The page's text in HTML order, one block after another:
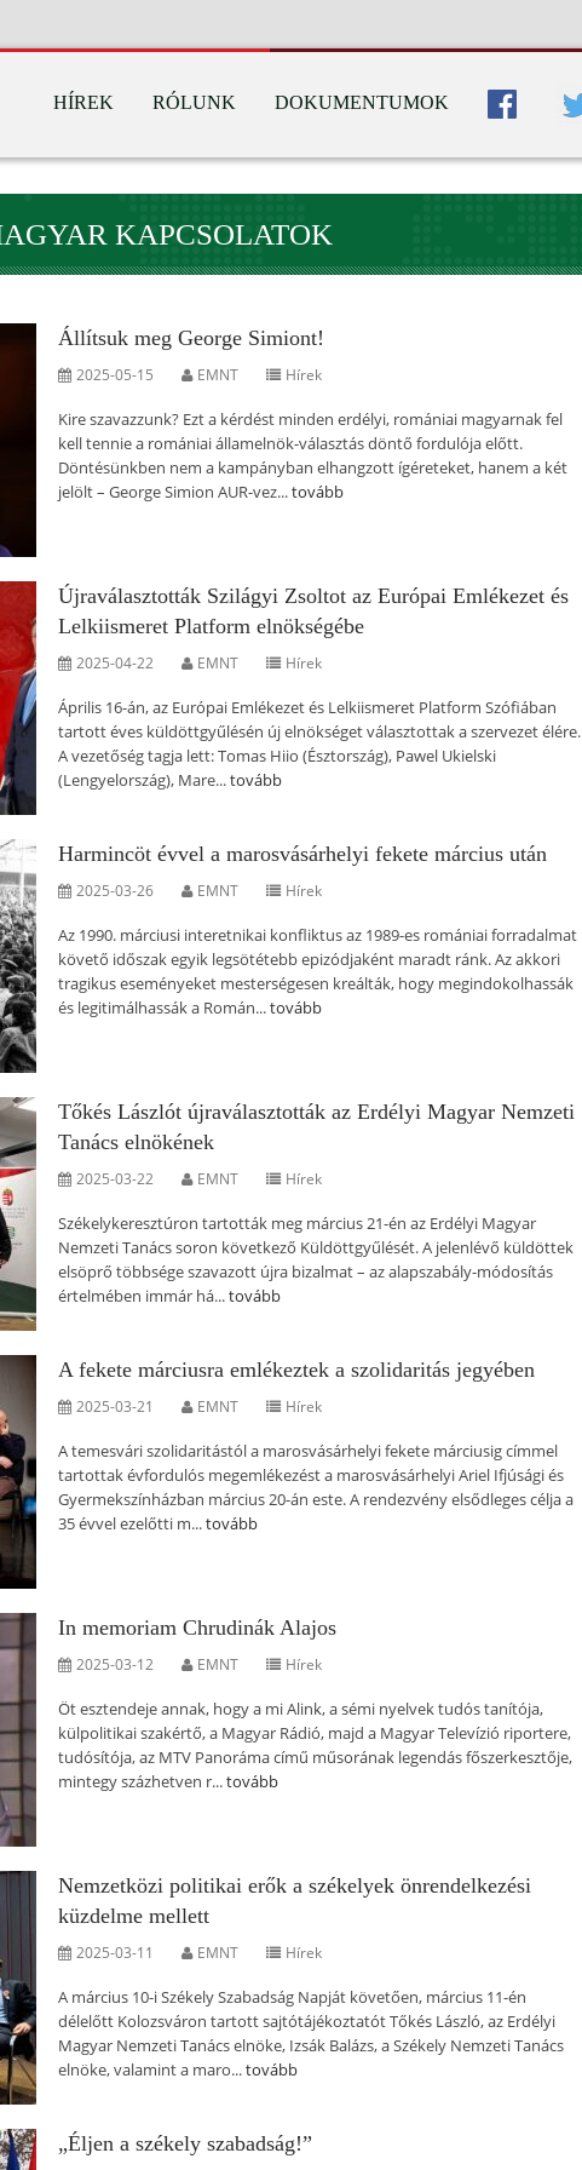
HÍREK RÓLUNK DOKUMENTUMOK
KAPCSOLATOK
Állítsuk meg George Simiont!
2025-05-15 EMNT Hírek
Kire szavazzunk? Ezt a kérdést minden erdélyi, romániai magyarnak fel
kell tennie a romániai államelnök-választás döntő fordulója előtt.
Döntésünkben nem a kampányban elhangzott ígéreteket, hanem a két
jelölt – George Simion AUR-vez...tovább
Újraválasztották Szilágyi Zsoltot az Európai Emlékezet és
Lelkiismeret Platform elnökségébe
2025-04-22 EMNT Hírek
Április 16-án, az Európai Emlékezet és Lelkiismeret Platform Szófiában
tartott éves küldöttgyűlésén új elnökséget választottak a szervezet élére.
A vezetőség tagja lett: Tomas Hiio (Észtország), Pawel Ukielski
(Lengyelország), Mare...tovább
Harmincöt évvel a marosvásárhelyi fekete március után
2025-03-26 EMNT Hírek
Az 1990. márciusi interetnikai konfliktus az 1989-es romániai forradalmat
követő időszak egyik legsötétebb epizódjaként maradt ránk. Az akkori
tragikus eseményeket mesterségesen kreálták, hogy megindokolhassák
és legitimálhassák a Román...tovább
Tőkés Lászlót újraválasztották az Erdélyi Magyar Nemzeti
Tanács elnökének
2025-03-22 EMNT Hírek
Székelykeresztúron tartották meg március 21-én az Erdélyi Magyar
Nemzeti Tanács soron következő Küldöttgyűlését. A jelenlévő küldöttek
elsöprő többsége szavazott újra bizalmat – az alapszabály-módosítás
értelmében immár há...tovább
A fekete márciusra emlékeztek a szolidaritás jegyében
2025-03-21 EMNT Hírek
A temesvári szolidaritástól a marosvásárhelyi fekete márciusig címmel
tartottak évfordulós megemlékezést a marosvásárhelyi Ariel Ifjúsági és
Gyermekszínházban március 20-án este. A rendezvény elsődleges célja a
35 évvel ezelőtti m...tovább
In memoriam Chrudinák Alajos
2025-03-12 EMNT Hírek
Öt esztendeje annak, hogy a mi Alink, a sémi nyelvek tudós tanítója,
külpolitikai szakértő, a Magyar Rádió, majd a Magyar Televízió riportere,
tudósítója, az MTV Panoráma című műsorának legendás főszerkesztője,
mintegy százhetven r...tovább
Nemzetközi politikai erők a székelyek önrendelkezési
küzdelme mellett
2025-03-11 EMNT Hírek
A március 10-i Székely Szabadság Napját követően, március 11-én
délelőtt Kolozsváron tartott sajtótájékoztatót Tőkés László, az Erdélyi
Magyar Nemzeti Tanács elnöke, Izsák Balázs, a Székely Nemzeti Tanács
elnöke, valamint a maro...tovább
„Éljen a székely szabadság!”